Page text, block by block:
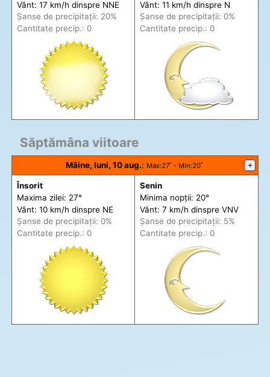
Vânt: 17 km/h dinspre NNE
Șanse de precipitații: 20%
Cantitate precip.: 0
Vânt: 11 km/h dinspre N
Șanse de precipitații: 0%
Cantitate precip.: 0
Săptămâna viitoare
Mâine, luni, 10 aug.: Max:27˚ - Min:20˚ +
Însorit
Maxima zilei: 27°
Vânt: 10 km/h dinspre NE
Șanse de precipitații: 0%
Cantitate precip.: 0
Senin
Minima nopții: 20°
Vânt: 7 km/h dinspre VNV
Șanse de precipitații: 5%
Cantitate precip.: 0